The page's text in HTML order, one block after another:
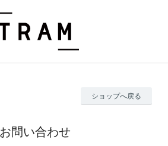
ショップへ戻る
お問い合わせ